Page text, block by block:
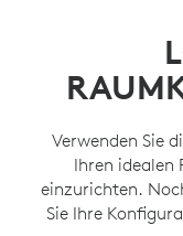
Verwenden Sie
Ihren idealen
einzurichten.
Sie Ihre